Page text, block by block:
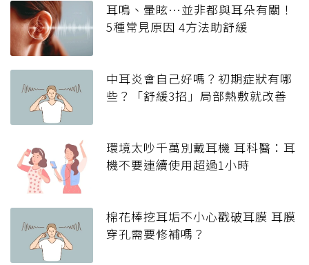
耳鳴、暈眩…並非都與耳朵有關！
5種常見原因 4方法助舒緩
中耳炎會自己好嗎？初期症狀有哪
些？「舒緩3招」局部熱敷就改善
環境太吵千萬別戴耳機 耳科醫：耳
機不要連續使用超過1小時
棉花棒挖耳垢不小心戳破耳膜 耳膜
穿孔需要修補嗎？